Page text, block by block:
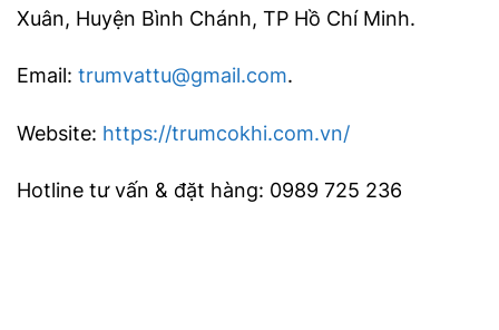
Xuân, Huyện Bình Chánh, TP Hồ Chí Minh.
Email: trumvattu@gmail.com.
Website: https://trumcokhi.com.vn/
Hotline tư vấn & đặt hàng: 0989 725 236